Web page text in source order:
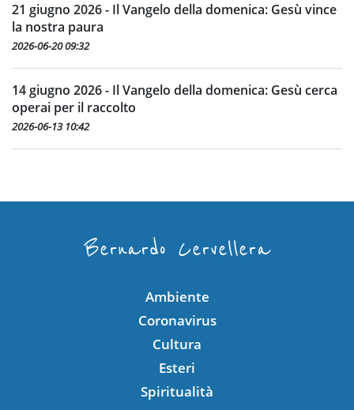
21 giugno 2026 - Il Vangelo della domenica: Gesù vince
la nostra paura
2026-06-20 09:32
14 giugno 2026 - Il Vangelo della domenica: Gesù cerca
operai per il raccolto
2026-06-13 10:42
Bernardo Cervellera
Ambiente
Coronavirus
Cultura
Esteri
Spiritualità